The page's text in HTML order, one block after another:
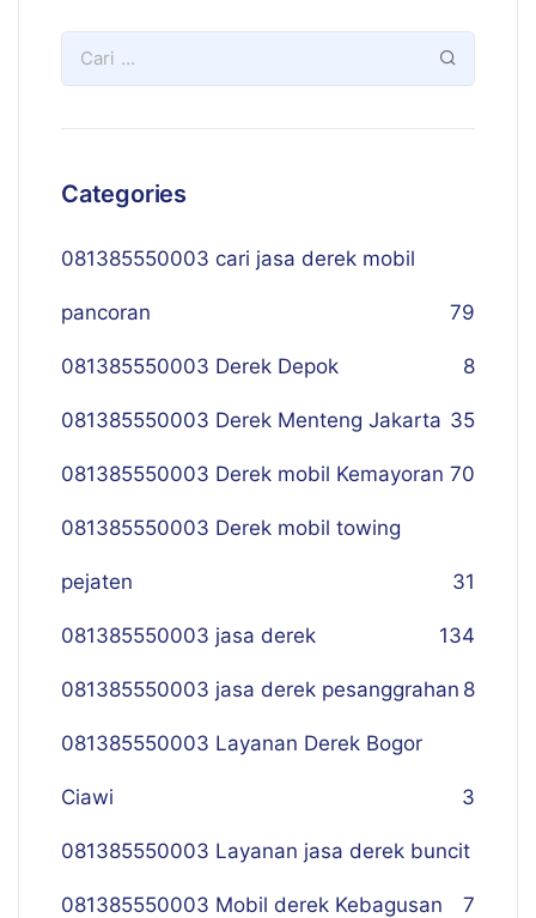
Categories
081385550003 cari jasa derek mobil
pancoran 79
081385550003 Derek Depok 8
081385550003 Derek Menteng Jakarta 35
081385550003 Derek mobil Kemayoran 70
081385550003 Derek mobil towing
pejaten 31
081385550003 jasa derek 134
081385550003 jasa derek pesanggrahan 8
081385550003 Layanan Derek Bogor
Ciawi 3
081385550003 Layanan jasa derek buncit
7
081385550003 Mobil derek Kebagusan